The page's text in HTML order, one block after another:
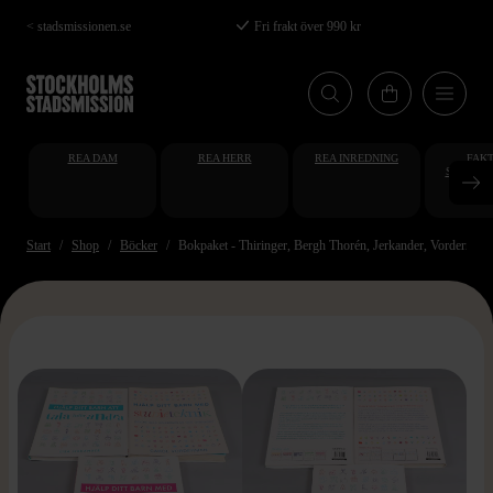
Hoppa
till
huvudinnehåll
< stadsmissionen.se Fri frakt över 990 kr
REA DAM REA HERR REA INREDNING
Start Shop Böcker Bokpaket - Thiringer, Bergh Thorén, Jerkander,
>